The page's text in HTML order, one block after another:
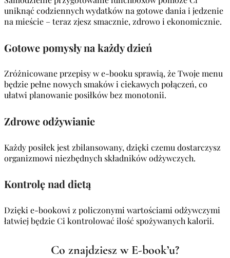
uniknąć codziennych wydatków na gotowe dania i jedzenie
na mieście – teraz zjesz smacznie, zdrowo i ekonomicznie.
Gotowe pomysły na każdy dzień
Zróżnicowane przepisy w e-booku sprawią, że Twoje menu
będzie pełne nowych smaków i ciekawych połączeń, co
ułatwi planowanie posiłków bez monotonii.
Zdrowe odżywianie
Każdy posiłek jest zbilansowany, dzięki czemu dostarczysz
organizmowi niezbędnych składników odżywczych.
Kontrolę nad dietą
Dzięki e-bookowi z policzonymi wartościami odżywczymi
łatwiej będzie Ci kontrolować ilość spożywanych kalorii.
Co znajdziesz w E-book’u?